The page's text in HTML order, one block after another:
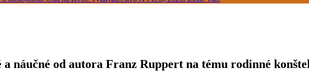
náučné od autora Franz Ruppert na tému rodinné